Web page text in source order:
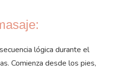
lógica durante el
Comienza desde los pies,